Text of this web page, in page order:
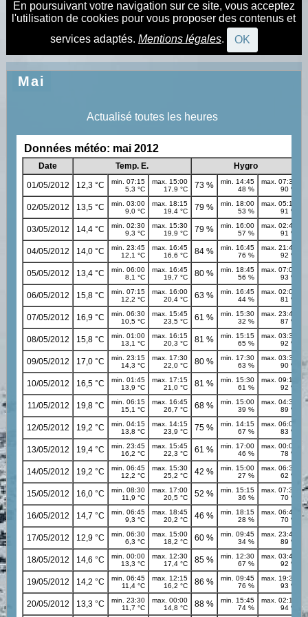
En poursuivant votre navigation sur ce site, vous acceptez
l'utilisation de cookies pour vous proposer des contenus et
services adaptés. Mentions légales. OK
Mai
Actualisé toutes les heures